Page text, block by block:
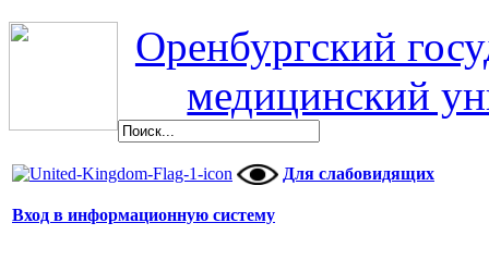
Оренбургский
медицинский
Для слабовидящих
Вход в информационную систему